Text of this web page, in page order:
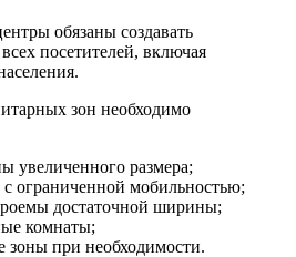
обязаны создавать
посетителей, включая
зон необходимо
увеличенного размера;
ограниченной мобильностью;
достаточной ширины;
комнаты;
зоны при необходимости.